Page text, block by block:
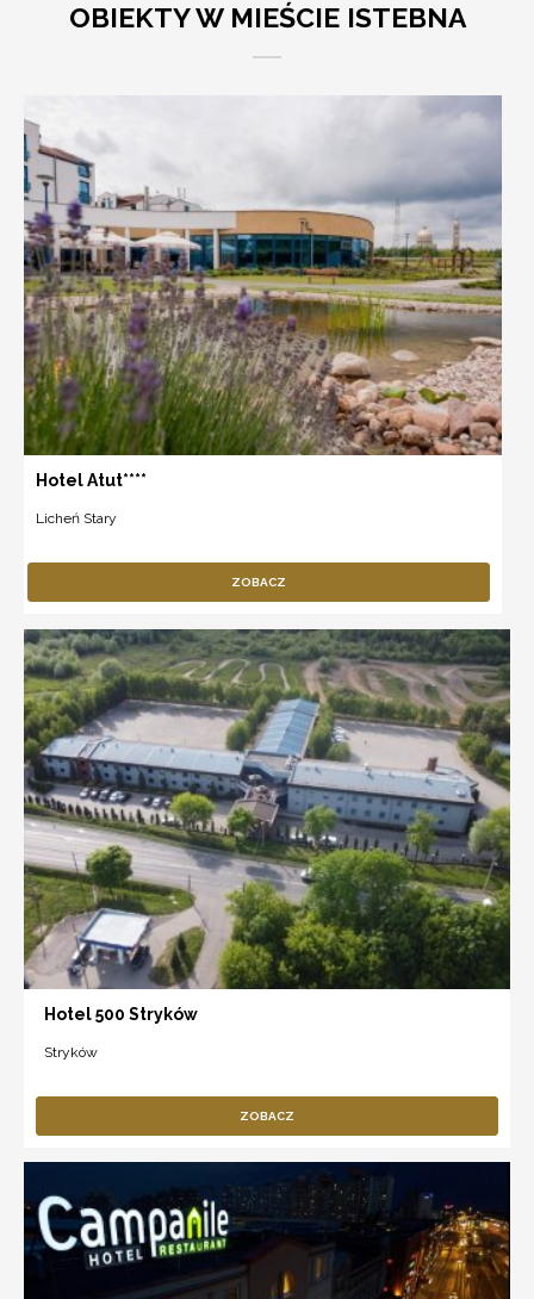
OBIEKTY W MIEŚCIE ISTEBNA
Hotel Atut****
Licheń Stary
ZOBACZ
Hotel 500 Stryków
Stryków
ZOBACZ